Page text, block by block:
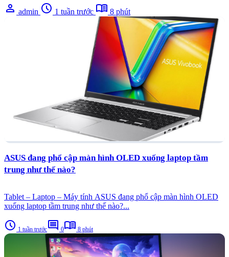
person admin schedule 1 tuần trước menu_book 8 phút
ASUS đang phổ cập màn hình OLED xuống laptop tầm
trung như thế nào?
Tablet – Laptop – Máy tính ASUS đang phổ cập màn hình OLED
xuống laptop tầm trung như thế nào?...
schedule 1 tuần trướccomment 0menu_book 8 phút